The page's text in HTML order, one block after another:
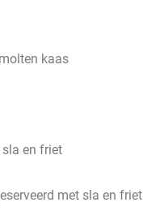
kaas
en friet
met sla en friet